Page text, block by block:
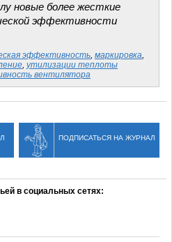
новые более жесткие
эффективности
эффективность, маркировка,
, утилизации теплоты
вентилятора
ПОДПИСАТЬСЯ НА ЖУРНАЛ
в социальных сетях: